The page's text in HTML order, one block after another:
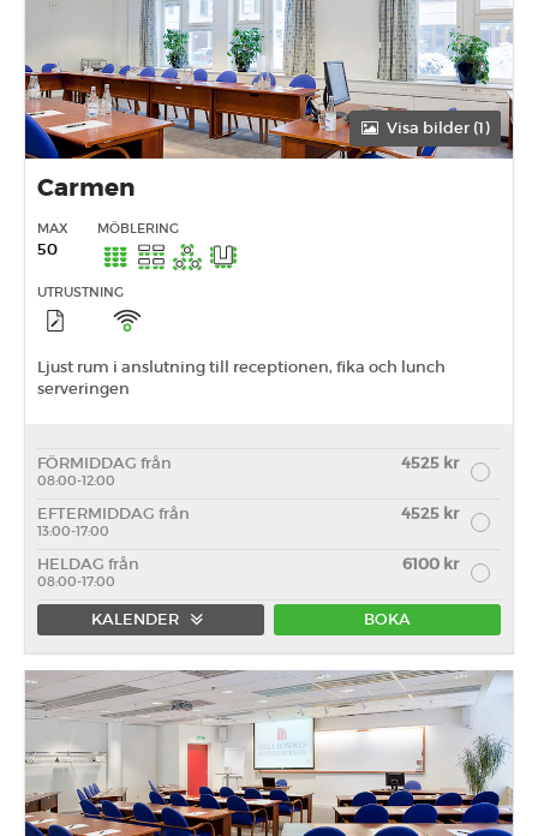
Visa bilder (1)
Carmen
MAX
50
MÖBLERING
UTRUSTNING
Ljust rum i anslutning till receptionen, fika och lunch
serveringen
FÖRMIDDAG från 4525 kr
08:00-12:00
EFTERMIDDAG från 4525 kr
13:00-17:00
HELDAG från 6100 kr
08:00-17:00
KALENDER BOKA
Förmiddag Eftermiddag Heldag